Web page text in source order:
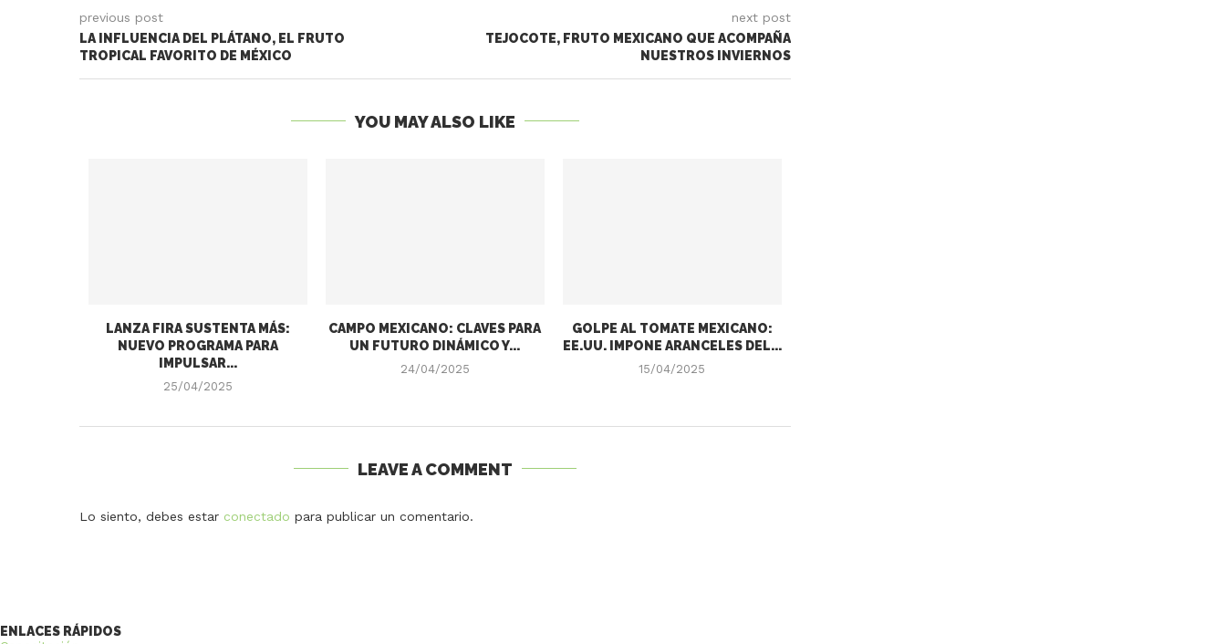
previous post
LA INFLUENCIA DEL PLÁTANO, EL FRUTO
TROPICAL FAVORITO DE MÉXICO
next post
TEJOCOTE, FRUTO MEXICANO QUE ACOMPAÑA
NUESTROS INVIERNOS
YOU MAY ALSO LIKE
LANZA FIRA SUSTENTA MÁS:
NUEVO PROGRAMA PARA
IMPULSAR...
25/04/2025
CAMPO MEXICANO: CLAVES PARA
UN FUTURO DINÁMICO Y...
24/04/2025
GOLPE AL TOMATE MEXICANO:
EE.UU. IMPONE ARANCELES DEL...
15/04/2025
LEAVE A COMMENT
Lo siento, debes estar conectado para publicar un comentario.
ENLACES RÁPIDOS